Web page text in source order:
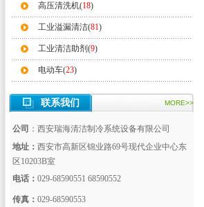
高压清洗机(18)
工业溢漏清洁(81)
工业清洁助剂(9)
电动车(23)
联系我们 MORE>>
公司 ：西安瑞海清洁制冷系统设备有限公司
地址： 西安市高新区锦业路69号现代企业中心东
区10203B室
电话： 029-68590551 68590552
传真： 029-68590553